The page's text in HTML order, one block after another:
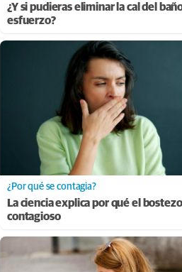
¿Y si pudieras eliminar la cal del
esfuerzo?
¿Por qué se contagia?
La ciencia explica por qué el
contagioso